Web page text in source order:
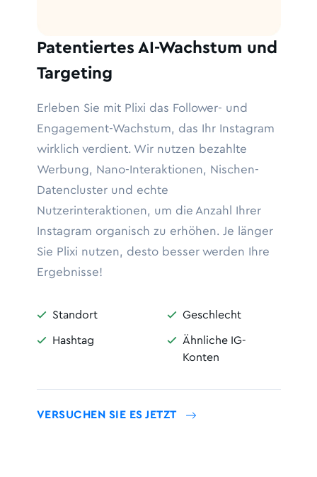
Patentiertes AI-Wachstum und
Targeting
Erleben Sie mit Plixi das Follower- und
Engagement-Wachstum, das Ihr Instagram
wirklich verdient. Wir nutzen bezahlte
Werbung, Nano-Interaktionen, Nischen-
Datencluster und echte
Nutzerinteraktionen, um die Anzahl Ihrer
Instagram organisch zu erhöhen. Je länger
Sie Plixi nutzen, desto besser werden Ihre
Ergebnisse!
 Standort
 Hashtag
 Geschlecht

Ähnliche IG-
Konten
VERSUCHEN SIE ES JETZT